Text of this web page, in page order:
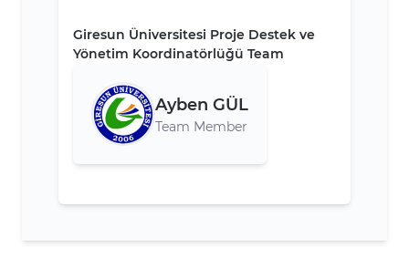
Giresun Üniversitesi Proje Destek ve
Yönetim Koordinatörlüğü Team
Ayben GÜL
Team Member